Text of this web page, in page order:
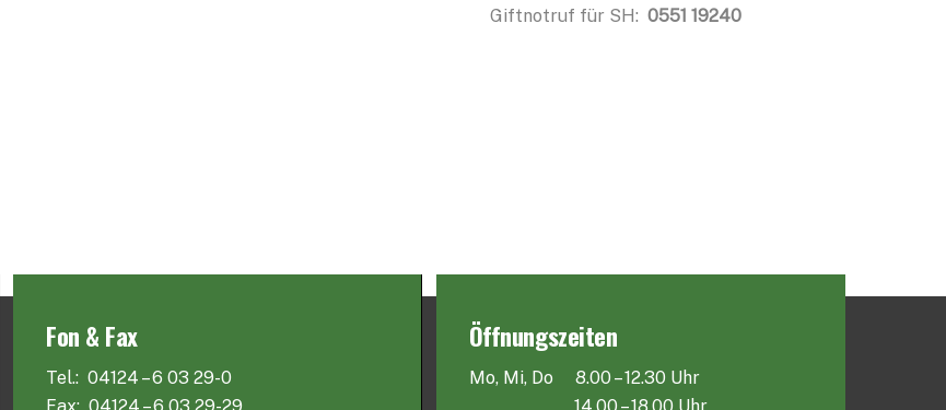
Giftnotruf für SH:0551 19240
Fon & Fax
Tel.: 04124 – 6 03 29-0
Öffnungszeiten
Mo, Mi, Do 8.00 – 12.30 Uhr